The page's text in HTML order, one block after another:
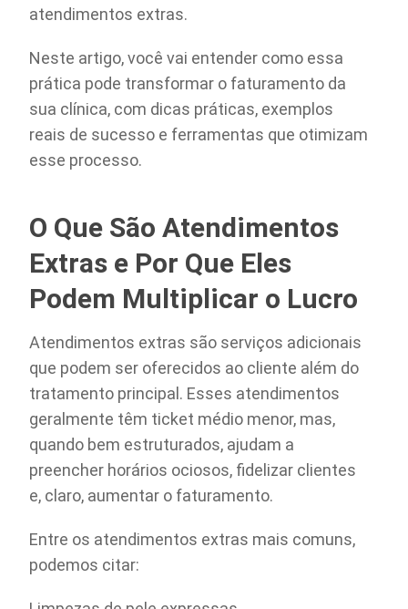
atendimentos extras.
Neste artigo, você vai entender como essa
prática pode transformar o faturamento da
sua clínica, com dicas práticas, exemplos
reais de sucesso e ferramentas que otimizam
esse processo.
O Que São Atendimentos
Extras e Por Que Eles
Podem Multiplicar o Lucro
Atendimentos extras são serviços adicionais
que podem ser oferecidos ao cliente além do
tratamento principal. Esses atendimentos
geralmente têm ticket médio menor, mas,
quando bem estruturados, ajudam a
preencher horários ociosos, fidelizar clientes
e, claro, aumentar o faturamento.
Entre os atendimentos extras mais comuns,
podemos citar: